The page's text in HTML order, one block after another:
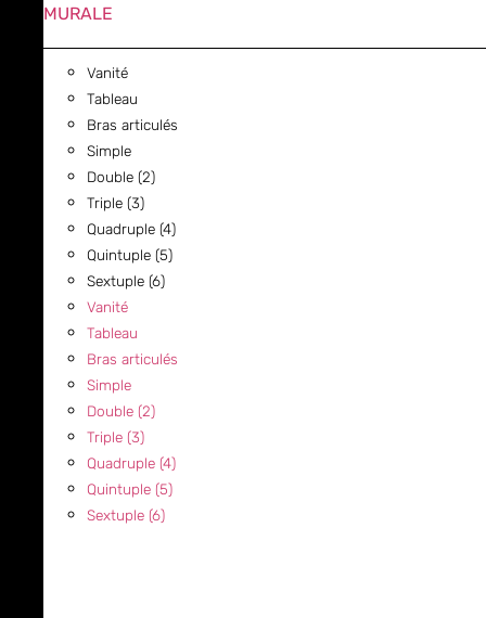
MURALE
Vanité
Tableau
Bras articulés
Simple
Double (2)
Triple (3)
Quadruple (4)
Quintuple (5)
Sextuple (6)
Vanité
Tableau
Bras articulés
Simple
Double (2)
Triple (3)
Quadruple (4)
Quintuple (5)
Sextuple (6)